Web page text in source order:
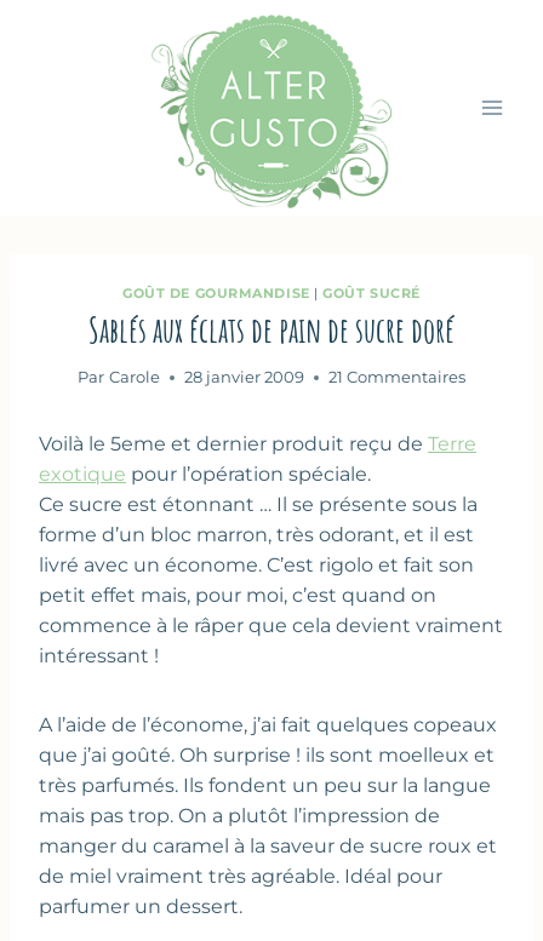
GOÛT DE GOURMANDISE |GOÛT SUCRÉ
Sablés aux éclats de pain de sucre doré
Par Carole 28 janvier 2009 21 Commentaires
Voilà le 5eme et dernier produit reçu de Terre
exotique pour l’opération spéciale.
Ce sucre est étonnant … Il se présente sous la
forme d’un bloc marron, très odorant, et il est
livré avec un économe. C’est rigolo et fait son
petit effet mais, pour moi, c’est quand on
commence à le râper que cela devient vraiment
intéressant !
A l’aide de l’économe, j’ai fait quelques copeaux
que j’ai goûté. Oh surprise ! ils sont moelleux et
très parfumés. Ils fondent un peu sur la langue
mais pas trop. On a plutôt l’impression de
manger du caramel à la saveur de sucre roux et
de miel vraiment très agréable. Idéal pour
parfumer un dessert.